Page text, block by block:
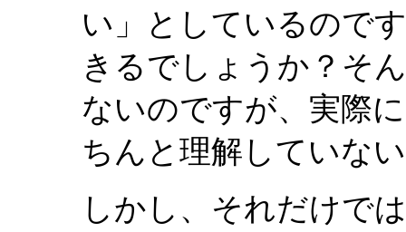
い」としているので
きるでしょうか？そ
ないのですが、実際
ちんと理解していな
しかし、それだけで